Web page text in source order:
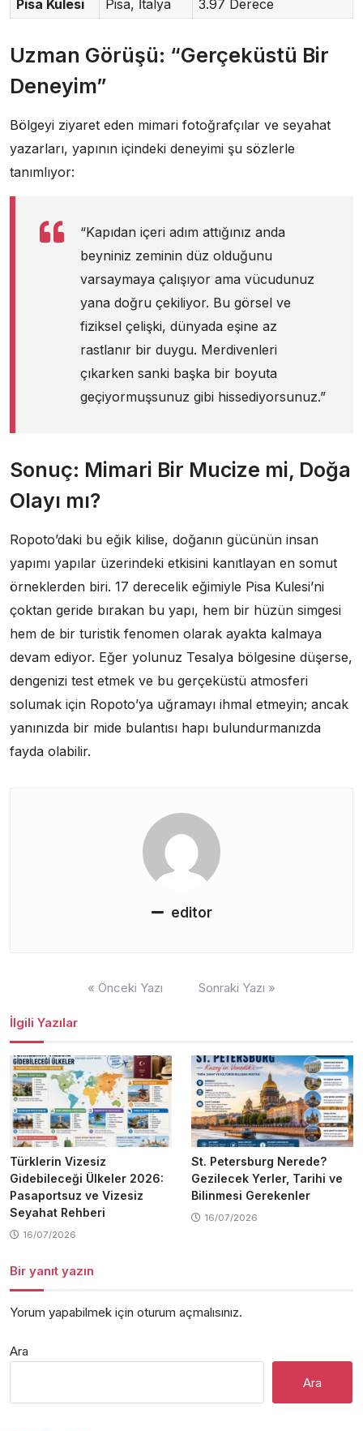
Pisa Kulesi Pisa, İtalya 3.97 Derece
Uzman Görüşü: “Gerçeküstü Bir
Deneyim”
Bölgeyi ziyaret eden mimari fotoğrafçılar ve seyahat
yazarları, yapının içindeki deneyimi şu sözlerle
tanımlıyor:
“Kapıdan içeri adım attığınız anda
beyniniz zeminin düz olduğunu
varsaymaya çalışıyor ama vücudunuz
yana doğru çekiliyor. Bu görsel ve
fiziksel çelişki, dünyada eşine az
rastlanır bir duygu. Merdivenleri
çıkarken sanki başka bir boyuta
geçiyormuşsunuz gibi hissediyorsunuz.”
Sonuç: Mimari Bir Mucize mi, Doğa
Olayı mı?
Ropoto’daki bu eğik kilise, doğanın gücünün insan
yapımı yapılar üzerindeki etkisini kanıtlayan en somut
örneklerden biri. 17 derecelik eğimiyle Pisa Kulesi’ni
çoktan geride bırakan bu yapı, hem bir hüzün simgesi
hem de bir turistik fenomen olarak ayakta kalmaya
devam ediyor. Eğer yolunuz Tesalya bölgesine düşerse,
dengenizi test etmek ve bu gerçeküstü atmosferi
solumak için Ropoto’ya uğramayı ihmal etmeyin; ancak
yanınızda bir mide bulantısı hapı bulundurmanızda
fayda olabilir.
editor
« Önceki Yazı Sonraki Yazı »
İlgili Yazılar
Türklerin Vizesiz
Gidebileceği Ülkeler 2026:
Pasaportsuz ve Vizesiz
Seyahat Rehberi
16/07/2026
St. Petersburg Nerede?
Gezilecek Yerler, Tarihi ve
Bilinmesi Gerekenler
16/07/2026
Bir yanıt yazın
Yorum yapabilmek için oturum açmalısınız.
Ara
Ara